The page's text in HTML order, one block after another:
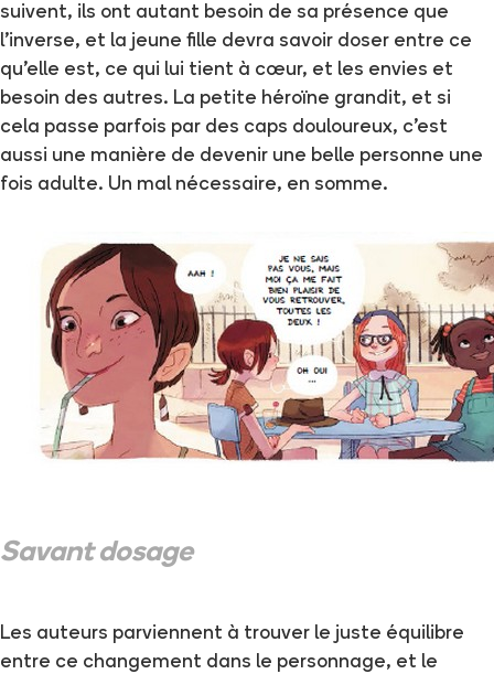
suivent, ils ont autant besoin de sa présence que
l'inverse, et la jeune fille devra savoir doser entre ce
qu'elle est, ce qui lui tient à cœur, et les envies et
besoin des autres. La petite héroïne grandit, et si
cela passe parfois par des caps douloureux, c'est
aussi une manière de devenir une belle personne une
fois adulte. Un mal nécessaire, en somme.
Savant dosage
Les auteurs parviennent à trouver le juste équilibre
entre ce changement dans le personnage, et le